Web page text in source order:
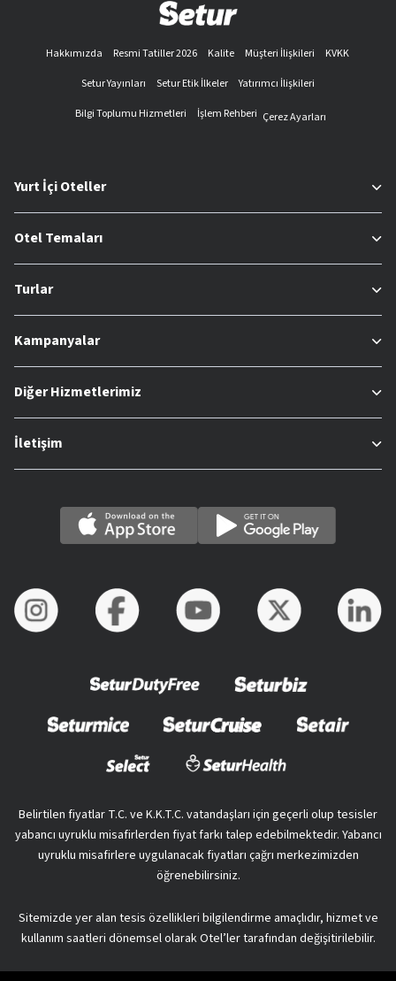
Hakkımızda Resmi Tatiller 2026 Kalite Müşteri İlişkileri
KVKK
Setur Yayınları
Setur Etik İlkeler
Yatırımcı İlişkileri
Bilgi Toplumu Hizmetleri
İşlem Rehberi Çerez Ayarları
Yurt İçi Oteller
Otel Temaları
Turlar
Kampanyalar
Diğer Hizmetlerimiz
İletişim
Belirtilen fiyatlar T.C. ve K.K.T.C. vatandaşları için geçerli olup tesisler
yabancı uyruklu misafirlerden fiyat farkı talep edebilmektedir. Yabancı
uyruklu misafirlere uygulanacak fiyatları çağrı merkezimizden
öğrenebilirsiniz.
Sitemizde yer alan tesis özellikleri bilgilendirme amaçlıdır, hizmet ve
kullanım saatleri dönemsel olarak Otel’ler tarafından değişitirilebilir.